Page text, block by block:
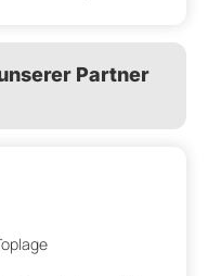
Partner